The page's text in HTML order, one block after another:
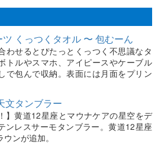
くっつくタオル 〜 包むーん
わせるとぴたっとくっつく不思議なタ
トルやスマホ、アイピースやケーブル
で包んで収納。表面には月面をプリン
文タンブラー
】黄道12星座とマウナケアの星空をデ
ンレスサーモタンブラー。黄道12星座
ンが追加。